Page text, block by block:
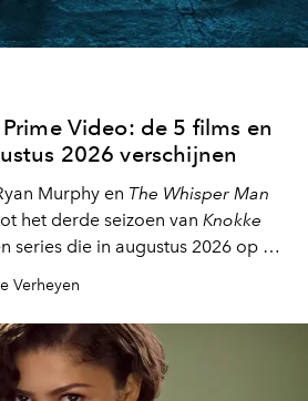
Video: de 5 films en
2026 verschijnen
Murphy en The Whisper Man
het derde seizoen van Knokke
series die in augustus 2026 op de
Verheyen